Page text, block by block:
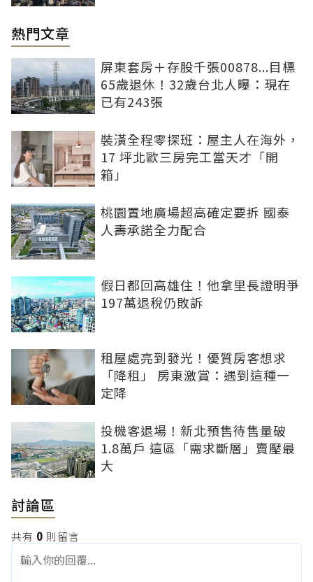
熱門文章
屏東套房＋存股千張00878...目標
65歲退休！32歲台北人曝：現在
已有243張
裝潢全程零探班：屋主人在海外，
17 坪北歐三房完工當天才「開
箱」
桃園置地廣場超高確定要拆 國泰
人壽承諾全力配合
假日都回高雄住！他拿里長證明爭
197萬退稅仍敗訴
租屋處亮到發光！優質房客想求
「降租」 房東激賞：遇到這種一
定降
投機客退場！新北預售待售量破
1.8萬戶 這區「需求斷層」賣壓最
大
討論區
共有 0 則留言